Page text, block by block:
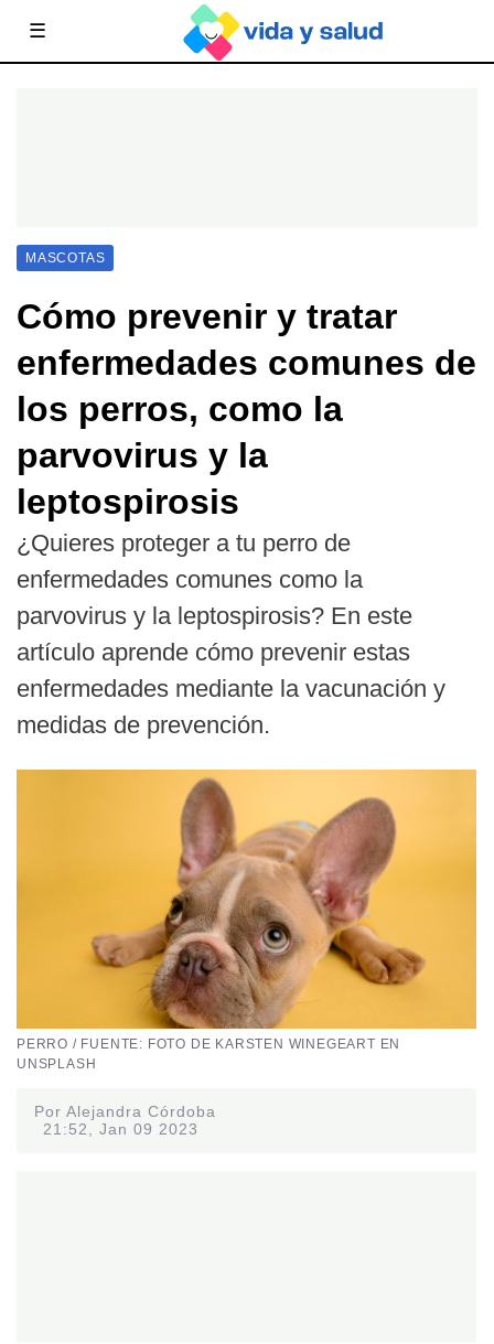
☰
MASCOTAS
Cómo prevenir y tratar
enfermedades comunes de
los perros, como la
parvovirus y la
leptospirosis
¿Quieres proteger a tu perro de
enfermedades comunes como la
parvovirus y la leptospirosis? En este
artículo aprende cómo prevenir estas
enfermedades mediante la vacunación y
medidas de prevención.
PERRO / FUENTE: FOTO DE KARSTEN WINEGEART EN
UNSPLASH
Por Alejandra Córdoba
21:52, Jan 09 2023